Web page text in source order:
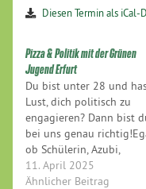
Diesen Termin als
Pizza & Politik mit der Grünen
Jugend Erfurt
Du bist unter 28 und
Lust, dich politisch zu
engagieren? Dann bist
bei uns genau
ob Schülerin, Azubi,
Studentin oder schon im
Beruf – Hauptsache, du
11. April 2025
Ähnlicher Beitrag